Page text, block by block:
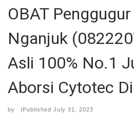
OBAT
Nganjuk
Asli 100% No.1
Aborsi Cytotec
by |Published July 31, 2023